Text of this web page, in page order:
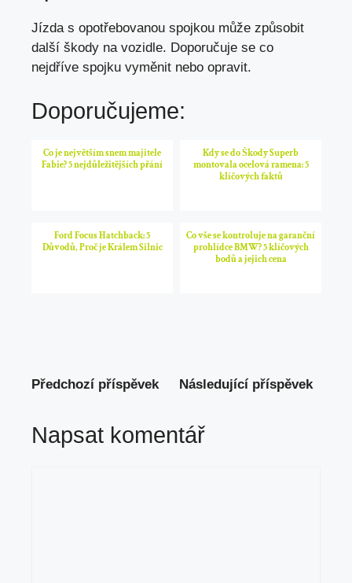
Jízda s opotřebovanou spojkou může způsobit
další škody na vozidle. Doporučuje se co
nejdříve spojku vyměnit nebo opravit.
Doporučujeme:
Co je největším snem majitele
Fabie? 5 nejdůležitějších přání
Kdy se do Škody Superb
montovala ocelová ramena: 5
klíčových faktů
Ford Focus Hatchback: 5
Důvodů, Proč je Králem Silnic
Co vše se kontroluje na garanční
prohlídce BMW? 5 klíčových
bodů a jejich cena
Předchozí příspěvek Následující příspěvek
Napsat komentář